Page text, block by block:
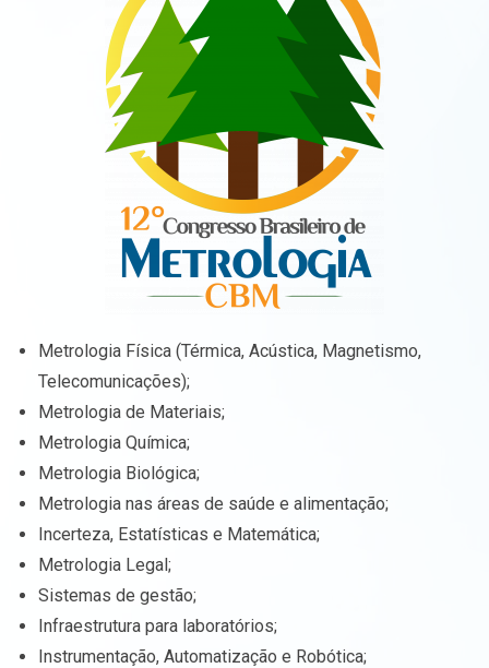
Metrologia Física (Térmica, Acústica, Magnetismo,
Telecomunicações);
Metrologia de Materiais;
Metrologia Química;
Metrologia Biológica;
Metrologia nas áreas de saúde e alimentação;
Incerteza, Estatísticas e Matemática;
Metrologia Legal;
Sistemas de gestão;
Infraestrutura para laboratórios;
Instrumentação, Automatização e Robótica;